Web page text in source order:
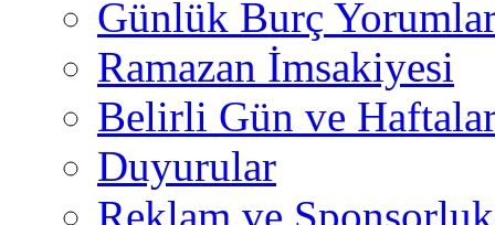
Günlük Burç
Ramazan İmsakiyesi
Belirli Gün ve
Duyurular